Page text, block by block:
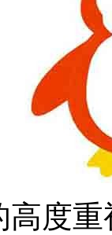
高度